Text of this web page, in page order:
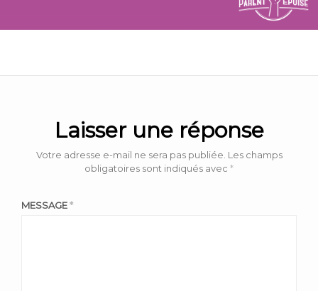
Laisser une réponse
Votre adresse e-mail ne sera pas publiée. Les champs
obligatoires sont indiqués avec *
MESSAGE*